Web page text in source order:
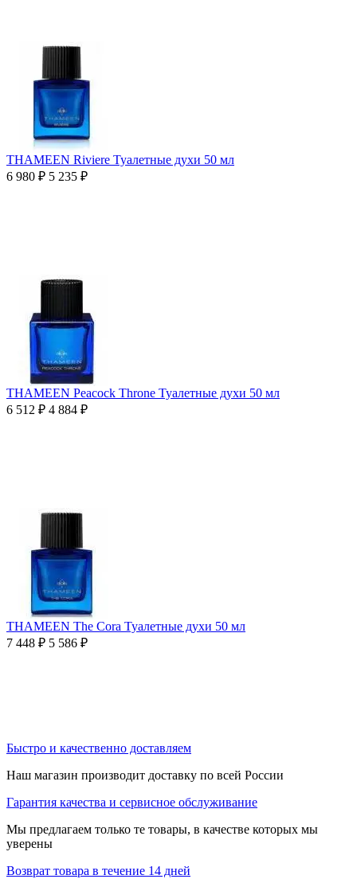
THAMEEN Riviere Туалетные духи 50 мл
6 980 ₽ 5 235 ₽
THAMEEN Peacock Throne Туалетные духи 50 мл
6 512 ₽ 4 884 ₽
THAMEEN The Cora Туалетные духи 50 мл
7 448 ₽ 5 586 ₽
Быстро и качественно доставляем
Наш магазин производит доставку по всей России
Гарантия качества и сервисное обслуживание
Мы предлагаем только те товары, в качестве которых мы
уверены
Возврат товара в течение 14 дней